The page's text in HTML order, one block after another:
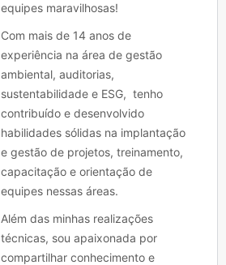
equipes maravilhosas!
Com mais de 14 anos de
experiência na área de gestão
ambiental, auditorias,
sustentabilidade e ESG, tenho
contribuído e desenvolvido
habilidades sólidas na implantação
e gestão de projetos, treinamento,
capacitação e orientação de
equipes nessas áreas.
Além das minhas realizações
técnicas, sou apaixonada por
compartilhar conhecimento e